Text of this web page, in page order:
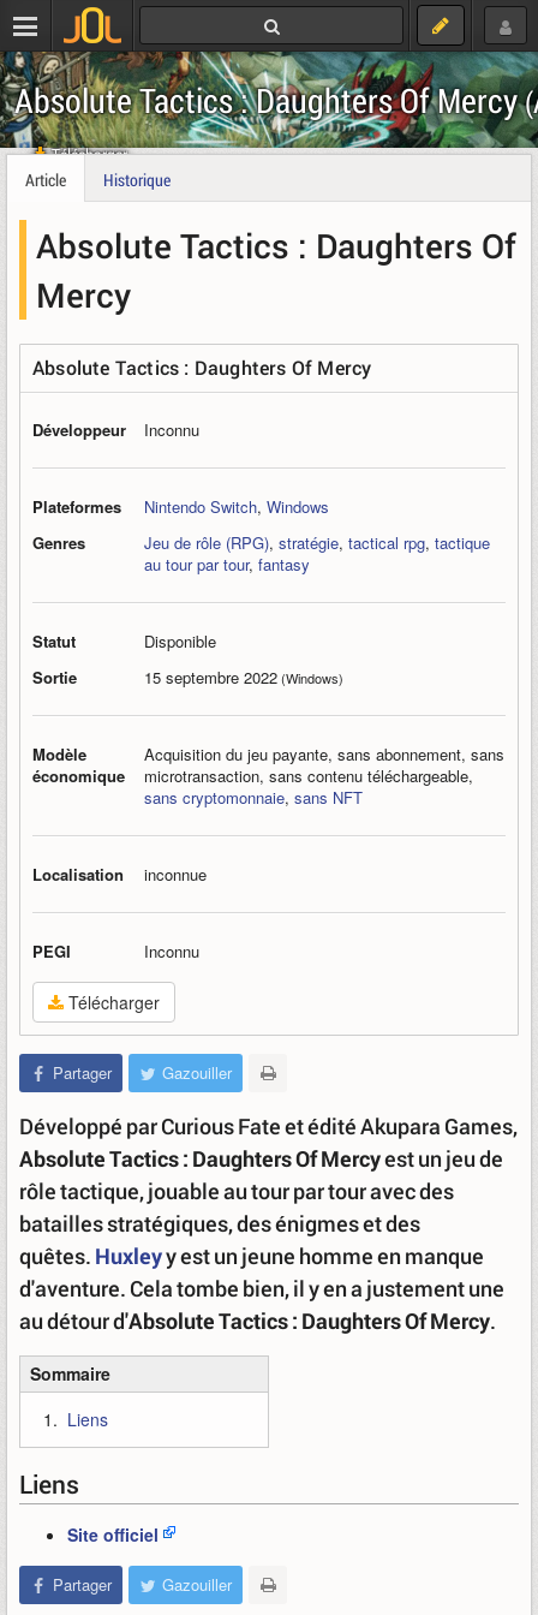
Absolute Tactics : Daughters Of Mercy
Télécharger
Article
Historique
Absolute Tactics : Daughters Of
Mercy
Absolute Tactics : Daughters Of Mercy
Développeur Inconnu
Plateformes Nintendo Switch, Windows
Genres
Jeu de rôle (RPG), stratégie, tactical rpg, tactique
au tour par tour, fantasy
Statut
Disponible
Sortie
15 septembre 2022(Windows)
Modèle
économique
Acquisition du jeu payante, sans abonnement, sans
microtransaction, sans contenu téléchargeable,
sans cryptomonnaie, sans NFT
Localisation inconnue
PEGI Inconnu
Télécharger
Partager Gazouiller
Développé par Curious Fate et édité Akupara Games,
Absolute Tactics : Daughters Of Mercyest un jeu de
rôle tactique, jouable au tour par tour avec des
batailles stratégiques, des énigmes et des
quêtes. Huxleyy est un jeune homme en manque
d'aventure. Cela tombe bien, il y en a justement une
au détour d'Absolute Tactics : Daughters Of Mercy.
Sommaire
Liens
Liens
Site officiel
Partager Gazouiller